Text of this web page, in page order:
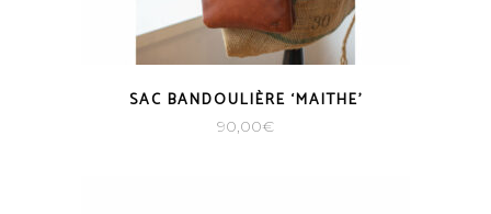
SAC BANDOULIÈRE ‘MAITHE’
90,00€